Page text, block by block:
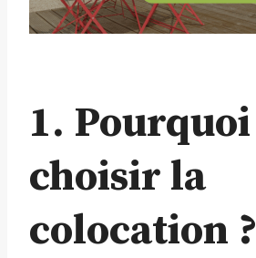
1. Pourquoi
choisir la
colocation ?